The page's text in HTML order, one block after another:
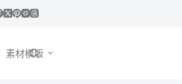
素材模版